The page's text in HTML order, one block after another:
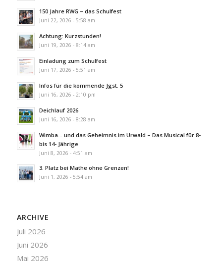
150 Jahre RWG – das Schulfest
Juni 22, 2026 - 5:58 am
Achtung: Kurzstunden!
Juni 19, 2026 - 8:14 am
Einladung zum Schulfest
Juni 17, 2026 - 5:51 am
Infos für die kommende Jgst. 5
Juni 16, 2026 - 2:10 pm
Deichlauf 2026
Juni 16, 2026 - 8:28 am
Wimba… und das Geheimnis im Urwald – Das Musical für 8-
bis 14- Jährige
Juni 8, 2026 - 4:51 am
3. Platz bei Mathe ohne Grenzen!
Juni 1, 2026 - 5:54 am
ARCHIVE
Juli 2026
Juni 2026
Mai 2026